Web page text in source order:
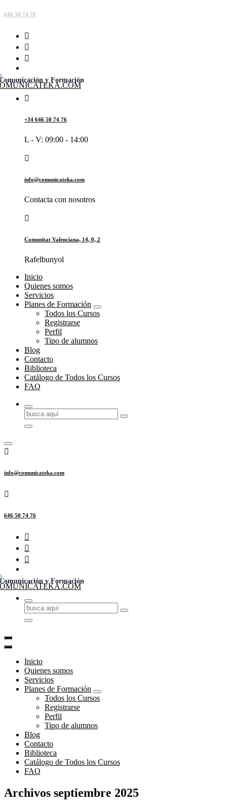
646 50 74 76
y Formación
+34 646 50 74 76
L - V: 09:00 - 14:00
info@comunicateka.com
Contacta con nosotros
Comunitat Valenciana, 14, 0, 2
Rafelbunyol
Inicio
Quienes somos
Servicios
Planes de Formación
Todos los Cursos
Registrarse
Perfil
Tipo de alumnos
Blog
Contacto
Biblioteca
Catálogo de Todos los Cursos
FAQ
Buscar:
info@comunicateka.com
646 50 74 76
y Formación
Buscar:
Inicio
Quienes somos
Servicios
Planes de Formación
Todos los Cursos
Registrarse
Perfil
Tipo de alumnos
Blog
Contacto
Biblioteca
Catálogo de Todos los Cursos
FAQ
Archivos septiembre 2025